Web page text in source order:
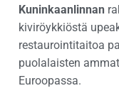
Kuninkaanlinnan
kiviröykkiöstä
restaurointitaitoa
puolalaisten
Euroopassa.